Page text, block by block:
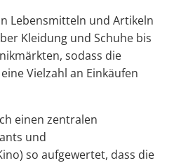
Lebensmitteln und Artikeln
Kleidung und Schuhe bis
sodass die
Vielzahl an Einkäufen
einen zentralen
und
so aufgewertet, dass die